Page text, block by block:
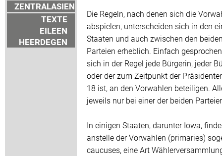
ZENTRALASIEN
TEXTE
EILEEN
HEERDEGEN
Die Regeln, nach denen sich die
abspielen, unterscheiden sich in den
Staaten und auch zwischen den
Parteien erheblich. Einfach
sich in der Regel jede Bürgerin, jeder
oder der zum Zeitpunkt der
18 ist, an den Vorwahlen beteiligen.
jeweils nur bei einer der beiden
In einigen Staaten, darunter Iowa,
anstelle der Vorwahlen (primaries)
caucuses, eine Art